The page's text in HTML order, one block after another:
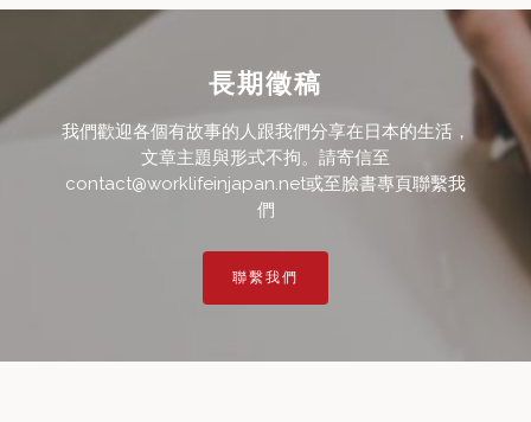
長期徵稿
我們歡迎各個有故事的人跟我們分享在日本的生活，
文章主題與形式不拘。請寄信至
contact@worklifeinjapan.net或至臉書專頁聯繫我
們
聯繫我們